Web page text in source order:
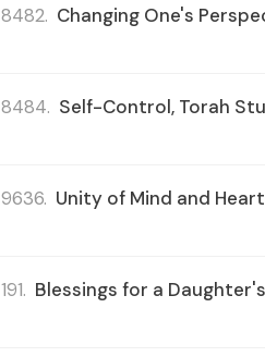
8482. Changing One's
8484. Self-Control, Torah
9636. Unity of Mind and
191. Blessings for a